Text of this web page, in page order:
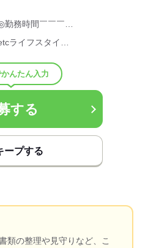
務時間￣￣￣…
ライフスタイ…
んたん入力
する
ープする
の整理や見守りなど、こ